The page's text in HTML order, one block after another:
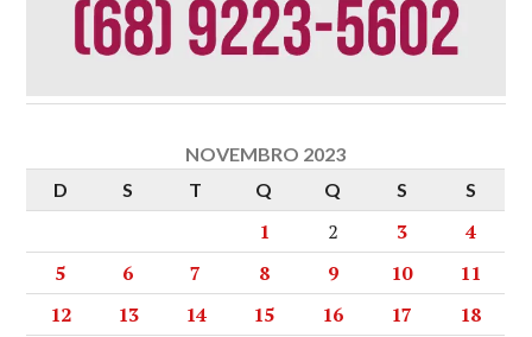
NOVEMBRO 2023
D
S T Q Q S S
1 2 3
4
5
6 7 8 9 10
11
12
13 14 15 16 17
18